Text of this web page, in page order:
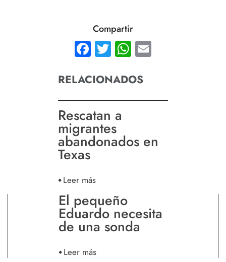
Compartir
Facebook
TwitterWhatsApp
RELACIONADOS
Rescatan a
migrantes
abandonados en
Texas
Leer más
El pequeño
Eduardo necesita
de una sonda
Leer más